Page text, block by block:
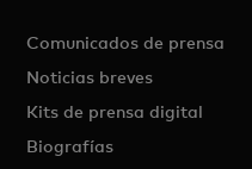
Comunicados de prensa
Noticias breves
Kits de prensa digital
Biografías